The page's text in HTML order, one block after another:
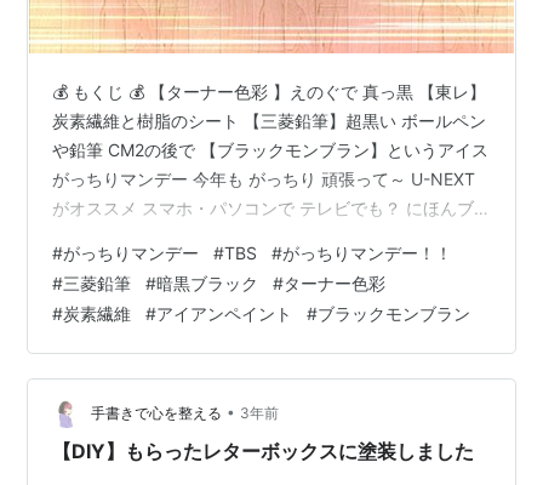
💰 もくじ 💰 【ターナー色彩 】えのぐで 真っ黒 【東レ】
炭素繊維と樹脂のシート 【三菱鉛筆】超黒い ボールペン
や鉛筆 CM2の後で 【ブラックモンブラン】というアイス
がっちりマンデー 今年も がっちり 頑張って～ U-NEXT
がオススメ スマホ・パソコンで テレビでも？ にほんブ
((#^^#)ー☆ .•*¨*•.¸ ♫ .•*¨*•.¸ ♫ .•*¨*•.¸ その儲かりの
秘密とは？？ .•*¨*•.¸ ♫ .•*¨*•.¸ ♫ .•*¨*•.¸ ♪ MC 加藤浩
次さん 進藤晶子さん、森永卓郎さん ゲストは 元自衛官
芸人のやす子さん…
#がっちりマンデー #TBS #がっちりマンデー！！
#三菱鉛筆 #暗黒ブラック #ターナー色彩
#炭素繊維 #アイアンペイント #ブラックモンブラン
手書きで心を整える • 3年前
【DIY】もらったレターボックスに塗装しました